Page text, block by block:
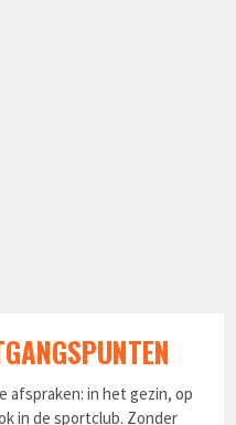
afspraken: in het gezin, op
in de sportclub. Zonder